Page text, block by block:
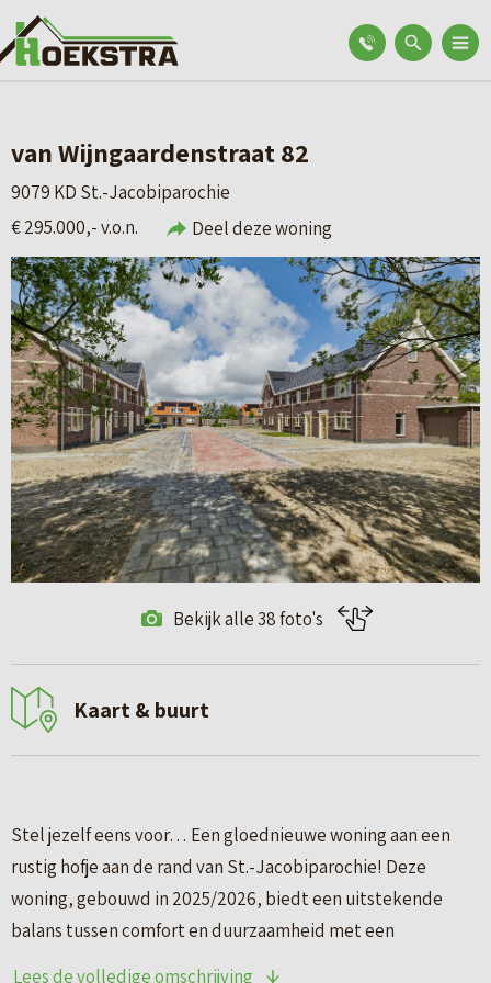
van Wijngaardenstraat 82
9079 KD St.-Jacobiparochie
€ 295.000,- v.o.n.
Deel deze woning
Bekijk alle 38 foto's
Kaart & buurt
Stel jezelf eens voor… Een gloednieuwe woning aan een
rustig hofje aan de rand van St.-Jacobiparochie! Deze
woning, gebouwd in 2025/2026, biedt een uitstekende
balans tussen comfort en duurzaamheid met een
Lees de volledige omschrijving